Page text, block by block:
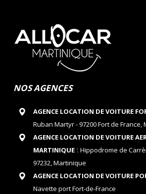
NOS AGENCES
AGENCE LOCATION DE VOITURE
Ruban Martyr - 97200 Fort de France,
AGENCE LOCATION DE VOITURE
MARTINIQUE: Hippodrome de
97232, Martinique
AGENCE LOCATION DE VOITURE
Navette port Fort-de-France